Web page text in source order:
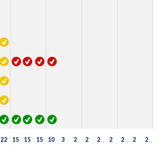
22 15 15 15 10 3 2 2 2 2 2 2 2